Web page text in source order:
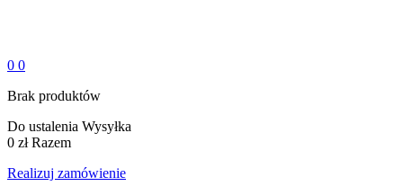
0 0
Brak produktów
Do ustalenia Wysyłka
0 zł Razem
Realizuj zamówienie